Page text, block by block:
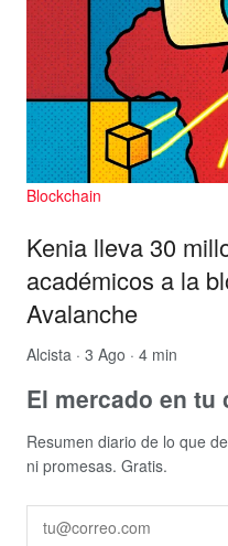
Blockchain
Kenia lleva 30
académicos a la
Avalanche
Alcista · 3 Ago · 4 min
El mercado en tu
Resumen diario de lo que
ni promesas. Gratis.